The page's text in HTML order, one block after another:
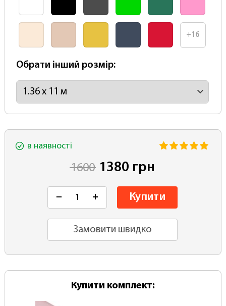
+16
Обрати інший розмір:
в наявності
1600 1380 грн
− + Купити
Замовити швидко
Купити комплект: